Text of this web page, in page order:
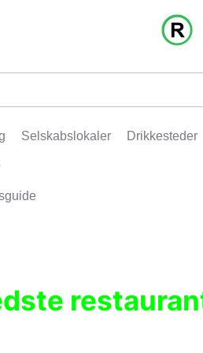
Selskabslokaler Drikkesteder